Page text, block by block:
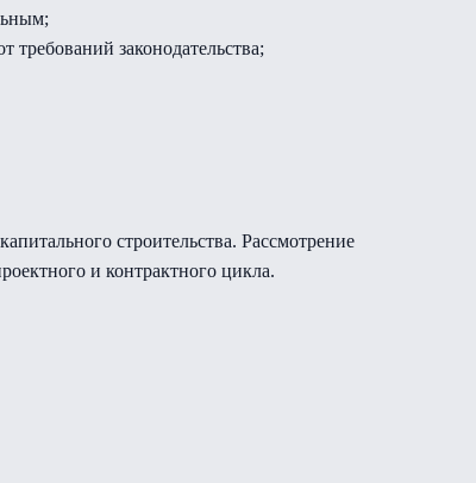
законодательства;
строительства. Рассмотрение
и контрактного цикла.